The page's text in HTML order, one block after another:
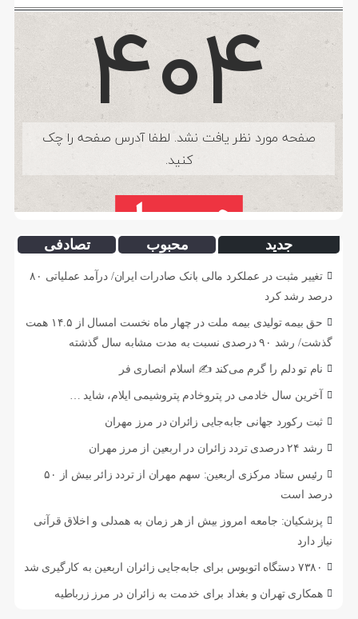
جدید محبوب تصادفی
تغییر مثبت در عملکرد مالی بانک صادرات ایران/ درآمد عملیاتی ۸۰
درصد رشد کرد
حق بیمه تولیدی بیمه ملت در چهار ماه نخست امسال از ۱۴.۵ همت
گذشت/ رشد ۹۰ درصدی نسبت به مدت مشابه سال گذشته
نام تو دلم را گرم می‌کند ✍️ اسلام انصاری فر
آخرین سال خادمی در پتروخادم پتروشیمی ایلام، شاید …
ثبت رکورد جهانی جابه‌جایی زائران در مرز مهران
رشد ۲۴ درصدی تردد زائران در اربعین از مرز مهران
رئیس ستاد مرکزی اربعین: سهم مهران از تردد زائر بیش از ۵۰
درصد است
پزشکیان: جامعه امروز بیش از هر زمان به همدلی و اخلاق قرآنی
نیاز دارد
۷۳۸۰ دستگاه اتوبوس برای جابه‌جایی زائران اربعین به‌ کارگیری شد
همکاری تهران و بغداد برای خدمت به زائران در مرز زرباطیه